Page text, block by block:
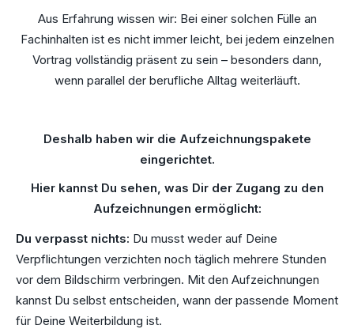
Aus Erfahrung wissen wir: Bei einer solchen Fülle an
Fachinhalten ist es nicht immer leicht, bei jedem einzelnen
Vortrag vollständig präsent zu sein – besonders dann,
wenn parallel der berufliche Alltag weiterläuft.
Deshalb haben wir die Aufzeichnungspakete
eingerichtet.
Hier kannst Du sehen, was Dir der Zugang zu den
Aufzeichnungen ermöglicht:
Du verpasst nichts: Du musst weder auf Deine
Verpflichtungen verzichten noch täglich mehrere Stunden
vor dem Bildschirm verbringen. Mit den Aufzeichnungen
kannst Du selbst entscheiden, wann der passende Moment
für Deine Weiterbildung ist.